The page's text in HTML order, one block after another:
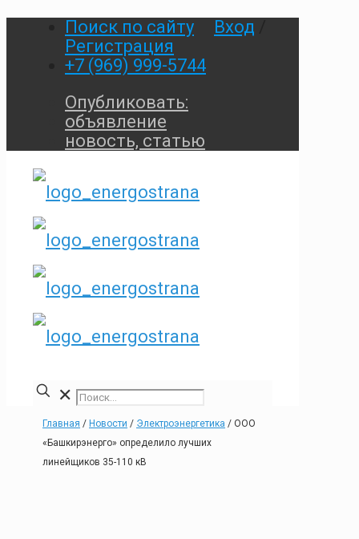
Поиск по сайту Вход
Регистрация
+7 (969) 999-5744
Опубликовать:
объявление
новость, статью
✕
Главная / Новости / Электроэнергетика / ООО
«Башкирэнерго» определило лучших
линейщиков 35-110 кВ